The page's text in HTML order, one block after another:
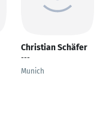
Christian Schäfer
---
Munich